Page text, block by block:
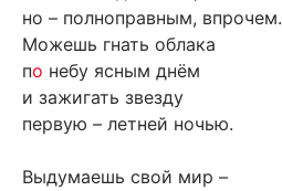
но – полноправным, впрочем.
Можешь гнать облака
по небу ясным днём
и зажигать звезду
первую – летней ночью.
Выдумаешь свой мир –